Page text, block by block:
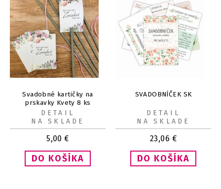
Svadobné kartičky na
prskavky Kvety 8 ks
5,00 €
DETAIL
NA SKLADE
SVADOBNÍČEK SK
23,06 €
DETAIL
NA SKLADE